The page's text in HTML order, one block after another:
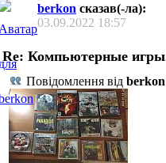
berkon сказав(-ла):
03.09.2022 18:57
Re: Компьютерные
Повідомлення від berkon